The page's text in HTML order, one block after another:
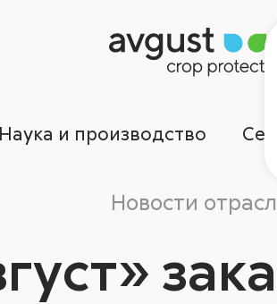
и производство
Новости